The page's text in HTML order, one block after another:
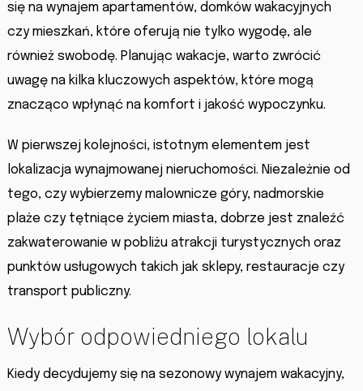
się na wynajem apartamentów, domków wakacyjnych
czy mieszkań, które oferują nie tylko wygodę, ale
również swobodę. Planując wakacje, warto zwrócić
uwagę na kilka kluczowych aspektów, które mogą
znacząco wpłynąć na komfort i jakość wypoczynku.
W pierwszej kolejności, istotnym elementem jest
lokalizacja wynajmowanej nieruchomości. Niezależnie od
tego, czy wybierzemy malownicze góry, nadmorskie
plaże czy tętniące życiem miasta, dobrze jest znaleźć
zakwaterowanie w pobliżu atrakcji turystycznych oraz
punktów usługowych takich jak sklepy, restauracje czy
transport publiczny.
Wybór odpowiedniego lokalu
Kiedy decydujemy się na sezonowy wynajem wakacyjny,